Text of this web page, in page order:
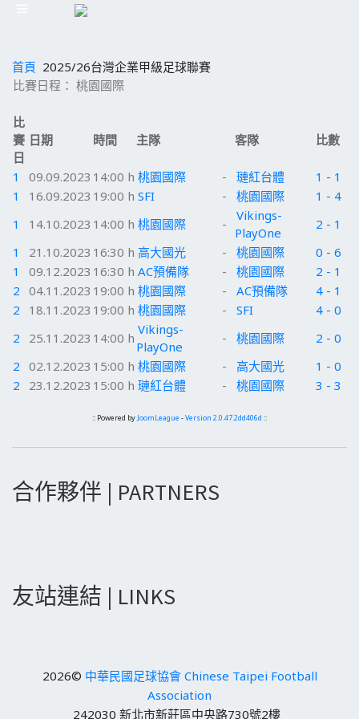
首頁 2025/26台灣企業甲級足球聯賽
比賽日程： 桃園國際
比
賽
日
日期 時間 主隊 客隊 比數
1 09.09.2023 14:00 h 桃園國際 - 璉紅台體
1 - 1
1
16.09.2023 19:00 h SFI - 桃園國際
1 - 4
1
14.10.2023 14:00 h 桃園國際 -
Vikings-
PlayOne
2 - 1
1
21.10.2023 16:30 h 高大國光 - 桃園國際
0 - 6
1
09.12.2023 16:30 h AC預備隊 - 桃園國際
2 - 1
2 04.11.2023 19:00 h 桃園國際 - AC預備隊
4 - 1
2
18.11.2023 19:00 h 桃園國際 - SFI
4 - 0
2
25.11.2023 14:00 h
Vikings-
PlayOne
- 桃園國際
2 - 0
2 02.12.2023 15:00 h 桃園國際 - 高大國光
1 - 0
2
23.12.2023 15:00 h 璉紅台體 - 桃園國際 3 - 3
:: Powered by JoomLeague -Version 2.0.47.2dd406d ::
合作夥伴 | PARTNERS
友站連結 | LINKS
2026© 中華民國足球協會 Chinese Taipei Football
Association
242030 新北市新莊區中央路730號2樓